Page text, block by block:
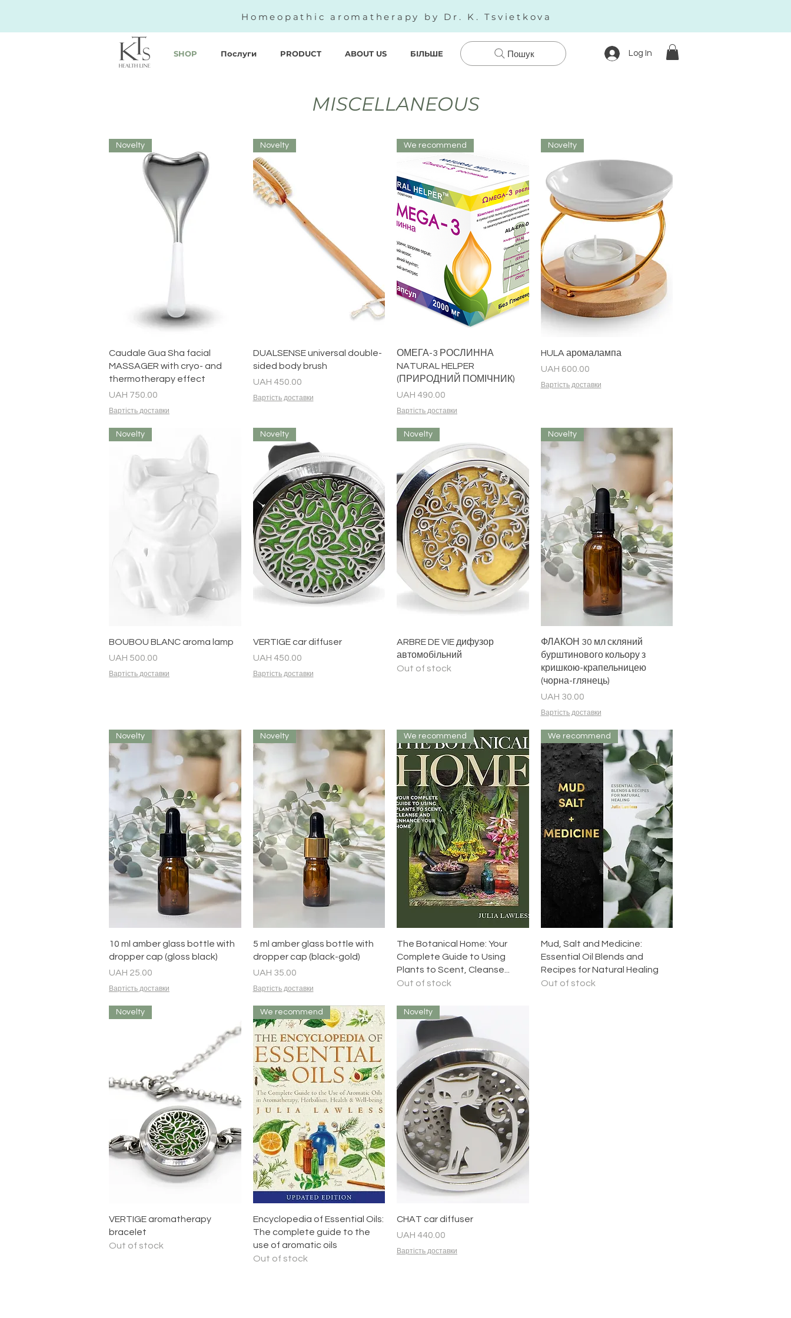
Homeopathic aromatherapy by Dr. K. Tsvietkova
SHOP Послуги PRODUCT ABOUT US БІЛЬШЕ Пошук Log In
MISCELLANEOUS
Quick View
Novelty
Caudale Gua Sha facial
MASSAGER with cryo- and
thermotherapy effect
Price
UAH 750.00
Вартість доставки
Quick View
Novelty
DUALSENSE universal double-
sided body brush
Price
UAH 450.00
Вартість доставки
Quick View
We recommend
ОМЕГА-3 РОСЛИННА
NATURAL HELPER
(ПРИРОДНИЙ ПОМІЧНИК)
Price
UAH 490.00
Вартість доставки
Quick View
Novelty
HULA аромалампа
Price
UAH 600.00
Вартість доставки
Quick View
Novelty
BOUBOU BLANC aroma lamp
Price
UAH 500.00
Вартість доставки
Quick View
Novelty
VERTIGE car diffuser
Price
UAH 450.00
Вартість доставки
Quick View
Novelty
ARBRE DE VIE дифузор
автомобільний
Out of stock
Quick View
Novelty
ФЛАКОН 30 мл скляний
бурштинового кольору з
кришкою-крапельницею
(чорна-глянець)
Price
UAH 30.00
Вартість доставки
Quick View
Novelty
10 ml amber glass bottle with
dropper cap (gloss black)
Price
UAH 25.00
Вартість доставки
Quick View
Novelty
5 ml amber glass bottle with
dropper cap (black-gold)
Price
UAH 35.00
Вартість доставки
Quick View
We recommend
The Botanical Home: Your
Complete Guide to Using
Plants to Scent, Cleanse...
Out of stock
Quick View
We recommend
Mud, Salt and Medicine:
Essential Oil Blends and
Recipes for Natural Healing
Out of stock
Quick View
Novelty
VERTIGE aromatherapy
bracelet
Out of stock
Quick View
We recommend
Encyclopedia of Essential Oils:
The complete guide to the
use of aromatic oils
Out of stock
Quick View
Novelty
CHAT car diffuser
Price
UAH 440.00
Вартість доставки